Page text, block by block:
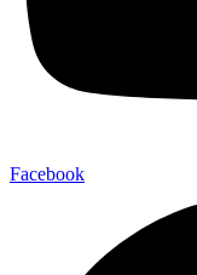
Facebook